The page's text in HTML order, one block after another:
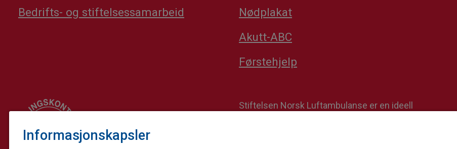
Informasjonskapsler
Bedrifts- og stiftelsessamarbeid
Nødplakat
Akutt-ABC
Førstehjelp
Stiftelsen Norsk Luftambulanse er en ideell